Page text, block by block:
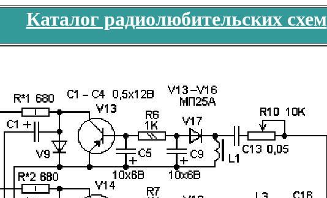
Каталог радиолюбительских схем